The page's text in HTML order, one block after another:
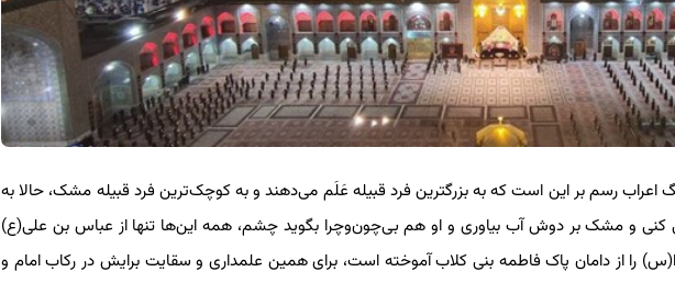
اعراب رسم بر این است که به بزرگترین فرد قبیله عَلَم می‌دهند و به کوچک‌ترین فرد قبیله مشک، حالا به
کنی و مشک بر دوش آب بیاوری و او هم بی‌چون‌وچرا بگوید چشم، همه این‌ها تنها از عباس بن علی(ع)
را از دامان پاک فاطمه بنی کلاب آموخته است، برای همین علمداری و سقایت برایش در رکاب امام و